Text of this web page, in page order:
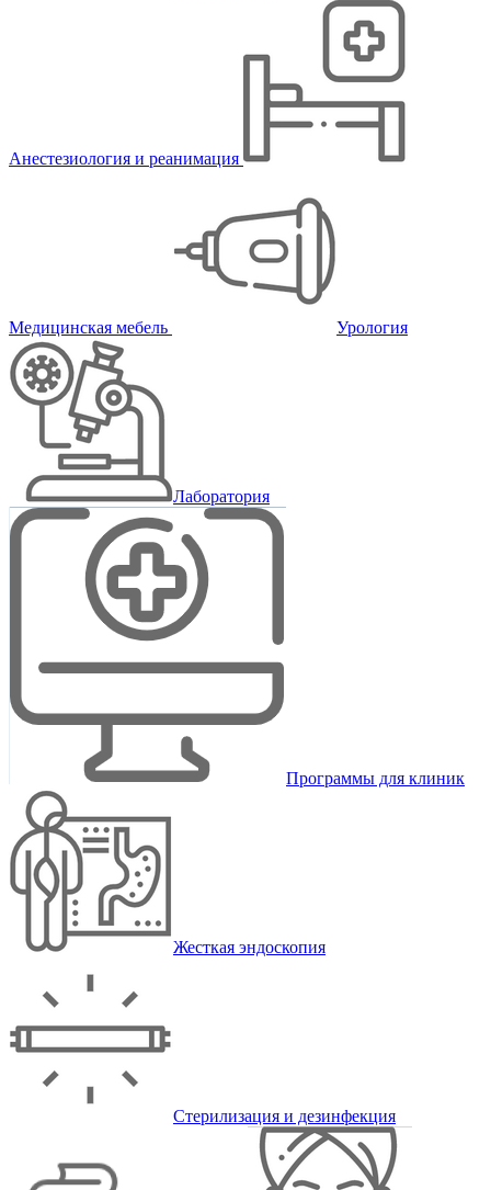
Анестезиология и реанимация
Медицинская мебель Урология
Лаборатория
Программы для клиник
Жесткая эндоскопия
Стерилизация и дезинфекция